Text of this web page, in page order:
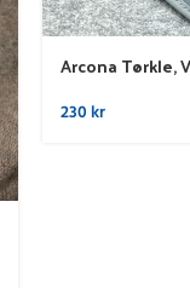
Arcona Tørkle,
230kr